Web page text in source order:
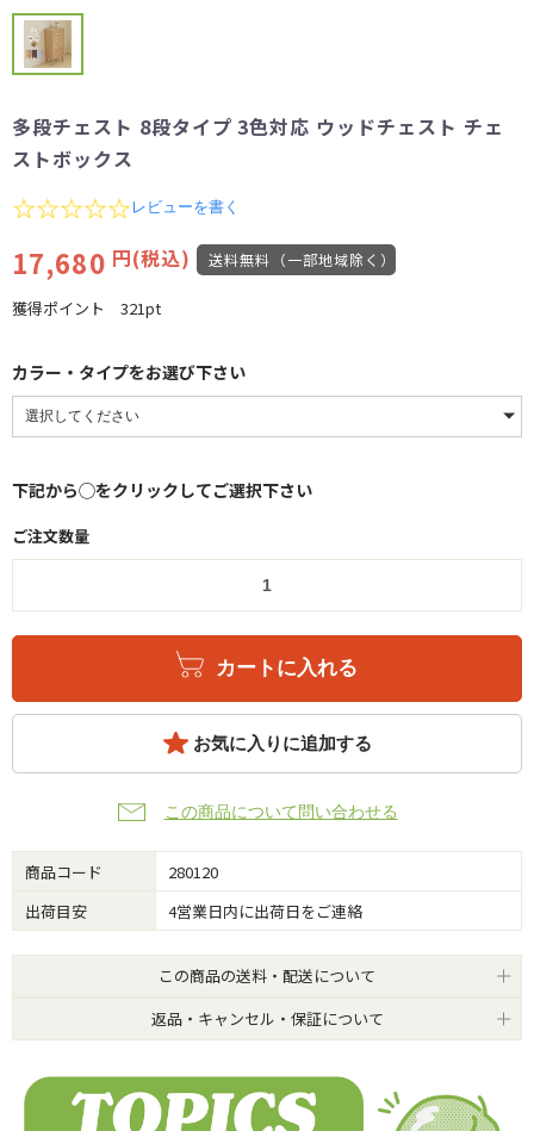
多段チェスト 8段タイプ 3色対応 ウッドチェスト チェ
ストボックス
0.0
rating
レビューを書く
17,680 円(税込) 送料無料（一部地域除く）
獲得ポイント 321pt
カラー・タイプをお選び下さい
下記から◯をクリックしてご選択下さい
ご注文数量
カートに入れる
お気に入りに追加する
この商品について問い合わせる
商品コード
280120
出荷目安
4営業日内に出荷日をご連絡
この商品の送料・配送について
返品・キャンセル・保証について